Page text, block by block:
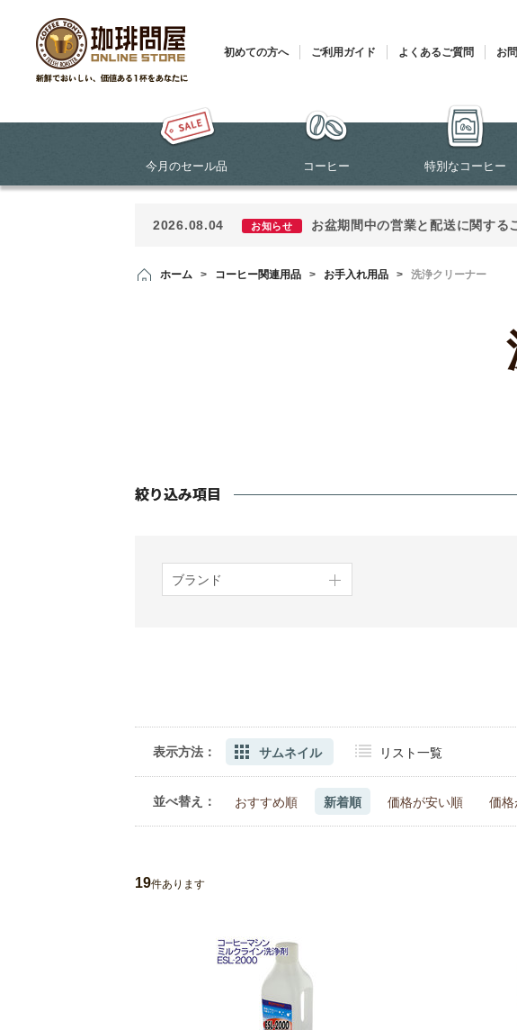
初めての方へ ご利用ガイド よくあるご質問
お
今月のセール品 コーヒー 特別なコーヒー
2026.08.04 お知らせ お盆期間中の営業と配送に関する
ホーム > コーヒー関連用品 > お手入れ用品 > 洗浄クリーナー
ブランド
表示方法： サムネイル リスト一覧
並べ替え： おすすめ順 新着順 価格が安い順 価格
19件あります